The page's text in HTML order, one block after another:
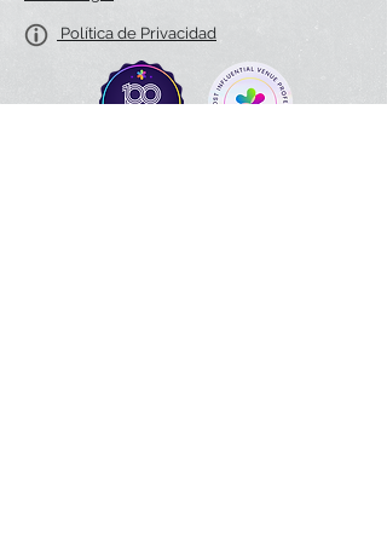
Política de Privacidad